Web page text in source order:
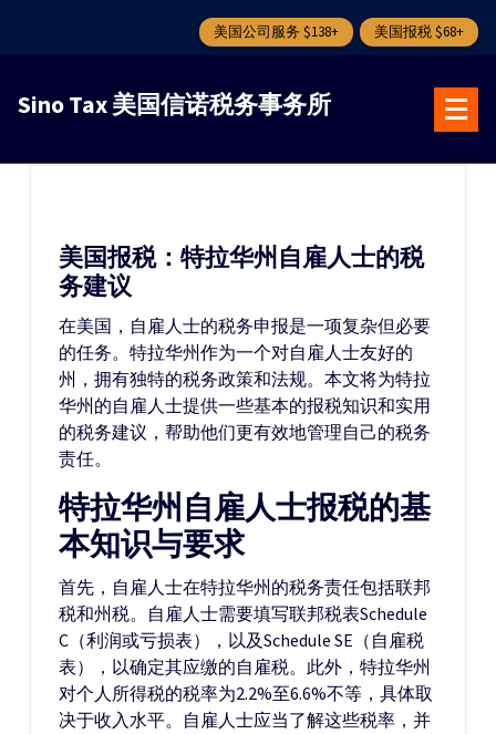
美国公司服务 $138+ 美国报税 $68+
Sino Tax 美国信诺税务事务所
美国报税：特拉华州自雇人士的税
务建议
在美国，自雇人士的税务申报是一项复杂但必要
的任务。特拉华州作为一个对自雇人士友好的
州，拥有独特的税务政策和法规。本文将为特拉
华州的自雇人士提供一些基本的报税知识和实用
的税务建议，帮助他们更有效地管理自己的税务
责任。
特拉华州自雇人士报税的基
本知识与要求
首先，自雇人士在特拉华州的税务责任包括联邦
税和州税。自雇人士需要填写联邦税表Schedule
C（利润或亏损表），以及Schedule SE（自雇税
表），以确定其应缴的自雇税。此外，特拉华州
对个人所得税的税率为2.2%至6.6%不等，具体取
决于收入水平。自雇人士应当了解这些税率，并